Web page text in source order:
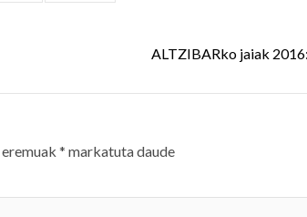
ALTZIBARko jaiak
* markatuta daude